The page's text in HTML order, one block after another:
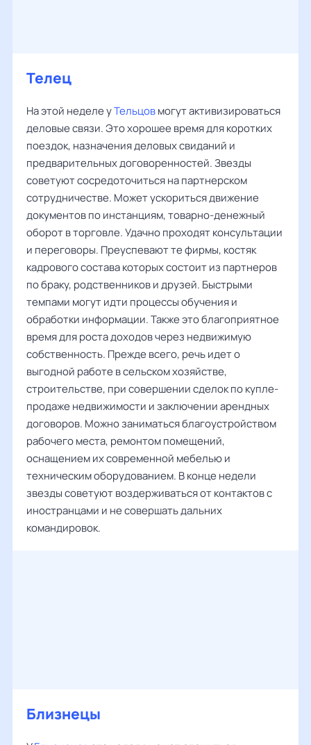
Телец
На этой неделе уТельцовмогут активизироваться
деловые связи. Это хорошее время для коротких
поездок, назначения деловых свиданий и
предварительных договоренностей. Звезды
советуют сосредоточиться на партнерском
сотрудничестве. Может ускориться движение
документов по инстанциям, товарно-денежный
оборот в торговле. Удачно проходят консультации
и переговоры. Преуспевают те фирмы, костяк
кадрового состава которых состоит из партнеров
по браку, родственников и друзей. Быстрыми
темпами могут идти процессы обучения и
обработки информации. Также это благоприятное
время для роста доходов через недвижимую
собственность. Прежде всего, речь идет о
выгодной работе в сельском хозяйстве,
строительстве, при совершении сделок по купле-
продаже недвижимости и заключении арендных
договоров. Можно заниматься благоустройством
рабочего места, ремонтом помещений,
оснащением их современной мебелью и
техническим оборудованием. В конце недели
звезды советуют воздерживаться от контактов с
иностранцами и не совершать дальних
командировок.
Близнецы